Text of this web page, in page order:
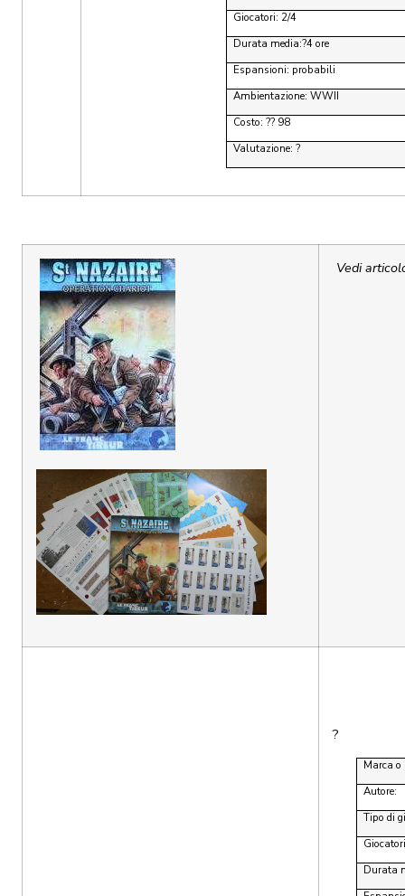
Giocatori: 2/4
Durata media:?4 ore
Espansioni: probabili
Ambientazione: WWII
Costo: ?? 98
Valutazione: ?
Vedi
?
Marca
Autore:
Tipo di
Durata